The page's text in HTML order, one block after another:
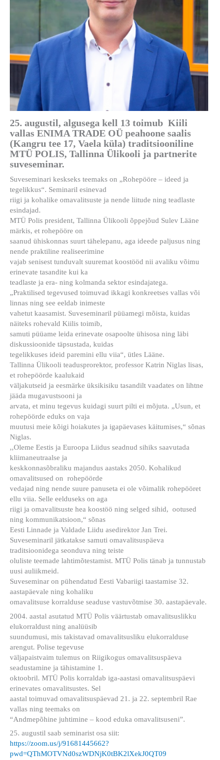
25. augustil, algusega kell 13 toimub Kiili
vallas ENIMA TRADE OÜ peahoone saalis
(Kangru tee 17, Vaela küla) traditsiooniline
MTÜ POLIS, Tallinna Ülikooli ja partnerite
suveseminar.
Suveseminari keskseks teemaks on „Rohepööre – ideed ja
tegelikkus“. Seminaril esinevad
riigi ja kohalike omavalitsuste ja nende liitude ning teadlaste
esindajad.
MTÜ Polis president, Tallinna Ülikooli õppejõud Sulev Lääne
märkis, et rohepööre on
saanud ühiskonnas suurt tähelepanu, aga ideede paljusus ning
nende praktiline realiseerimine
vajab senisest tunduvalt suuremat koostööd nii avaliku võimu
erinevate tasandite kui ka
teadlaste ja era- ning kolmanda sektor esindajatega.
„Praktilised tegevused toimuvad ikkagi konkreetses vallas või
linnas ning see eeldab inimeste
vahetut kaasamist. Suveseminaril püüamegi mõista, kuidas
näiteks rohevald Kiilis toimib,
samuti püüame leida erinevate osapoolte ühisosa ning läbi
diskussioonide täpsustada, kuidas
tegelikkuses ideid paremini ellu viia“, ütles Lääne.
Tallinna Ülikooli teadusprorektor, professor Katrin Niglas lisas,
et rohepöörde kaalukaid
väljakutseid ja eesmärke üksikisiku tasandilt vaadates on lihtne
jääda mugavustsooni ja
arvata, et minu tegevus kuidagi suurt pilti ei mõjuta. „Usun, et
rohepöörde eduks on vaja
muutusi meie kõigi hoiakutes ja igapäevases käitumises,“ sõnas
Niglas.
,,Oleme Eestis ja Euroopa Liidus seadnud sihiks saavutada
kliimaneutraalse ja
keskkonnasõbraliku majandus aastaks 2050. Kohalikud
omavalitsused on rohepöörde
vedajad ning nende suure panuseta ei ole võimalik rohepööret
ellu viia. Selle eelduseks on aga
riigi ja omavalitsuste hea koostöö ning selged sihid, ootused
ning kommunikatsioon,“ sõnas
Eesti Linnade ja Valdade Liidu asedirektor Jan Trei.
Suveseminaril jätkatakse samuti omavalitsuspäeva
traditsioonidega seonduva ning teiste
oluliste teemade lahtimõtestamist. MTÜ Polis tänab ja tunnustab
uusi auliikmeid.
Suveseminar on pühendatud Eesti Vabariigi taastamise 32.
aastapäevale ning kohaliku
omavalitsuse korralduse seaduse vastuvõtmise 30. aastapäevale.
2004. aastal asutatud MTÜ Polis väärtustab omavalitsuslikku
elukorraldust ning analüüsib
suundumusi, mis takistavad omavalitsusliku elukorralduse
arengut. Polise tegevuse
väljapaistvaim tulemus on Riigikogus omavalitsuspäeva
seadustamine ja tähistamine 1.
oktoobril. MTÜ Polis korraldab iga-aastasi omavalitsuspäevi
erinevates omavalitsustes. Sel
aastal toimuvad omavalitsuspäevad 21. ja 22. septembril Rae
vallas ning teemaks on
“Andmepõhine juhtimine – kood eduka omavalitsuseni”.
25. augustil saab seminarist osa siit:
https://zoom.us/j/91681445662?
pwd=QThMOTVNd0szWDNjK0tBK2lXekJ0QT09